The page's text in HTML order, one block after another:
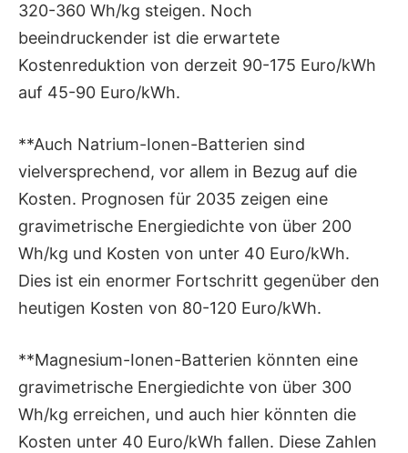
320-360 Wh/kg steigen. Noch
beeindruckender ist die erwartete
Kostenreduktion von derzeit 90-175 Euro/kWh
auf 45-90 Euro/kWh.
**Auch Natrium-Ionen-Batterien sind
vielversprechend, vor allem in Bezug auf die
Kosten. Prognosen für 2035 zeigen eine
gravimetrische Energiedichte von über 200
Wh/kg und Kosten von unter 40 Euro/kWh.
Dies ist ein enormer Fortschritt gegenüber den
heutigen Kosten von 80-120 Euro/kWh.
**Magnesium-Ionen-Batterien könnten eine
gravimetrische Energiedichte von über 300
Wh/kg erreichen, und auch hier könnten die
Kosten unter 40 Euro/kWh fallen. Diese Zahlen